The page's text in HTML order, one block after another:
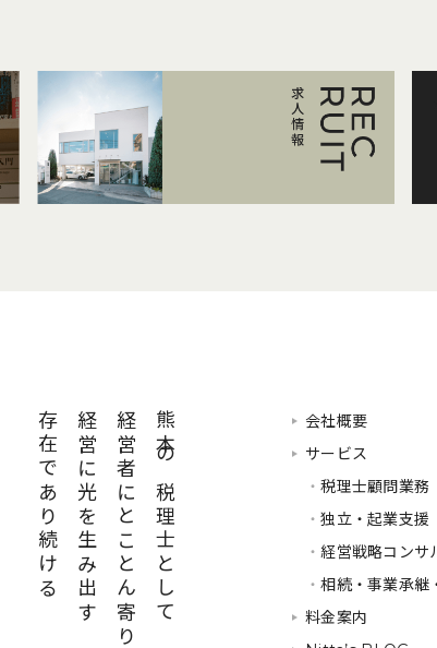
熊本の税理士として
経営者にとことん寄り添い
経営に光を生み出す
存在であり続ける
会社概要
サービス
・税理士顧問業務
・独立・起業支援
・経営戦略コンサ
・相続・事業承継
料金案内